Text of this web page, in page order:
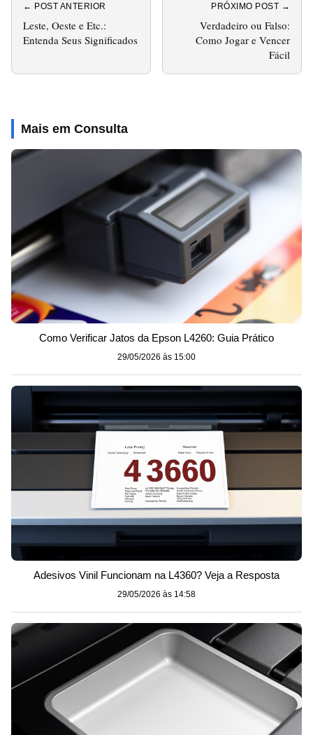
← POST ANTERIOR
Leste, Oeste e Etc.:
Entenda Seus Significados
PRÓXIMO POST →
Verdadeiro ou Falso:
Como Jogar e Vencer
Fácil
Mais em Consulta
Como Verificar Jatos da Epson L4260: Guia Prático
29/05/2026 às 15:00
Adesivos Vinil Funcionam na L4360? Veja a Resposta
29/05/2026 às 14:58